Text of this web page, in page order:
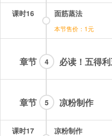
课时16 面筋蒸法
本节售价：1元
章节 4
章节 凉粉制作
5
课时17 凉粉制作